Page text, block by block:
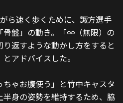
ら速く歩くために、諏方選手
骨盤」の動き。「∞（無限）の
返すような動かし方をすると
アドバイスした。
ゃお腹使う」と竹中キャスタ
身の姿勢を維持するため、脇